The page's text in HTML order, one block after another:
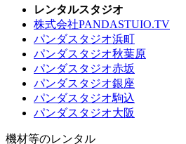
レンタルスタジオ
株式会社PANDASTUIO.TV
パンダスタジオ浜町
パンダスタジオ秋葉原
パンダスタジオ赤坂
パンダスタジオ銀座
パンダスタジオ駒込
パンダスタジオ大阪
機材等のレンタル